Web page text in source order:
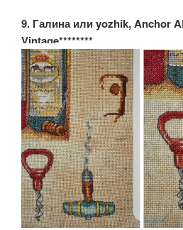
9. Галина или yozhik, Anchor
Vintage********